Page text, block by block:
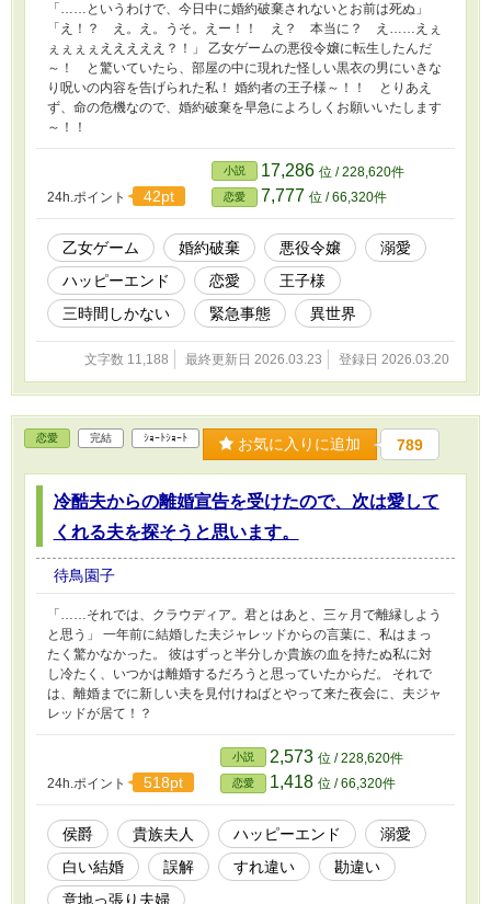
「……というわけで、今日中に婚約破棄されないとお前は死ぬ」
「え！？ え。え。うそ。えー！！ え？ 本当に？ え……えぇ
ぇぇぇぇえええええ？！」 乙女ゲームの悪役令嬢に転生したんだ
～！ と驚いていたら、部屋の中に現れた怪しい黒衣の男にいきな
り呪いの内容を告げられた私！ 婚約者の王子様～！！ とりあえ
ず、命の危機なので、婚約破棄を早急によろしくお願いいたします
～！！
24h.ポイント 42pt
小説 17,286 位 / 228,620件
恋愛 7,777 位 / 66,320件
乙女ゲーム 婚約破棄 悪役令嬢
溺愛
ハッピーエンド
恋愛
王子様
三時間しかない
緊急事態 異世界
文字数 11,188 最終更新日 2026.03.23 登録日 2026.03.20
恋愛 完結 ｼｮｰﾄｼｮｰﾄ お気に入りに追加 789
冷酷夫からの離婚宣告を受けたので、次は愛して
くれる夫を探そうと思います。
待鳥園子
「……それでは、クラウディア。君とはあと、三ヶ月で離縁しよう
と思う」 一年前に結婚した夫ジャレッドからの言葉に、私はまっ
たく驚かなかった。 彼はずっと半分しか貴族の血を持たぬ私に対
し冷たく、いつかは離婚するだろうと思っていたからだ。 それで
は、離婚までに新しい夫を見付けねばとやって来た夜会に、夫ジャ
レッドが居て！？
24h.ポイント 518pt
小説 2,573 位 / 228,620件
恋愛 1,418 位 / 66,320件
侯爵 貴族夫人 ハッピーエンド
溺愛
白い結婚
誤解 すれ違い
勘違い
意地っ張り夫婦